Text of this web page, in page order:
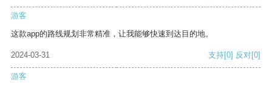
游客
这款app的路线规划非常精准，让我能够快速到达目的地。
2024-03-31 支持[0] 反对[0]
游客